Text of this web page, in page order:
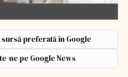
sursă preferată în Google
ne pe Google News